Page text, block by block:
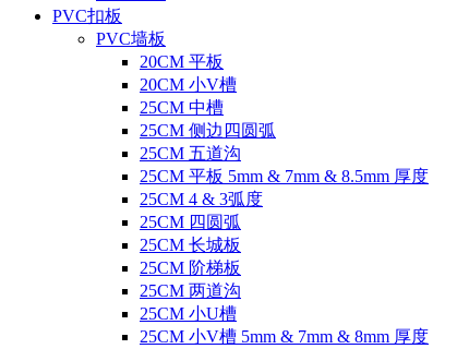
PVC扣板
PVC墙板
20CM 平板
20CM 小V槽
25CM 中槽
25CM 侧边四圆弧
25CM 五道沟
25CM 平板 5mm & 7mm & 8.5mm 厚度
25CM 4 & 3弧度
25CM 四圆弧
25CM 长城板
25CM 阶梯板
25CM 两道沟
25CM 小U槽
25CM 小V槽 5mm & 7mm & 8mm 厚度